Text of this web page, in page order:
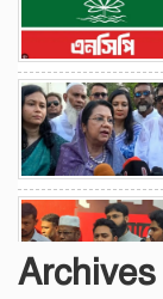
Archives